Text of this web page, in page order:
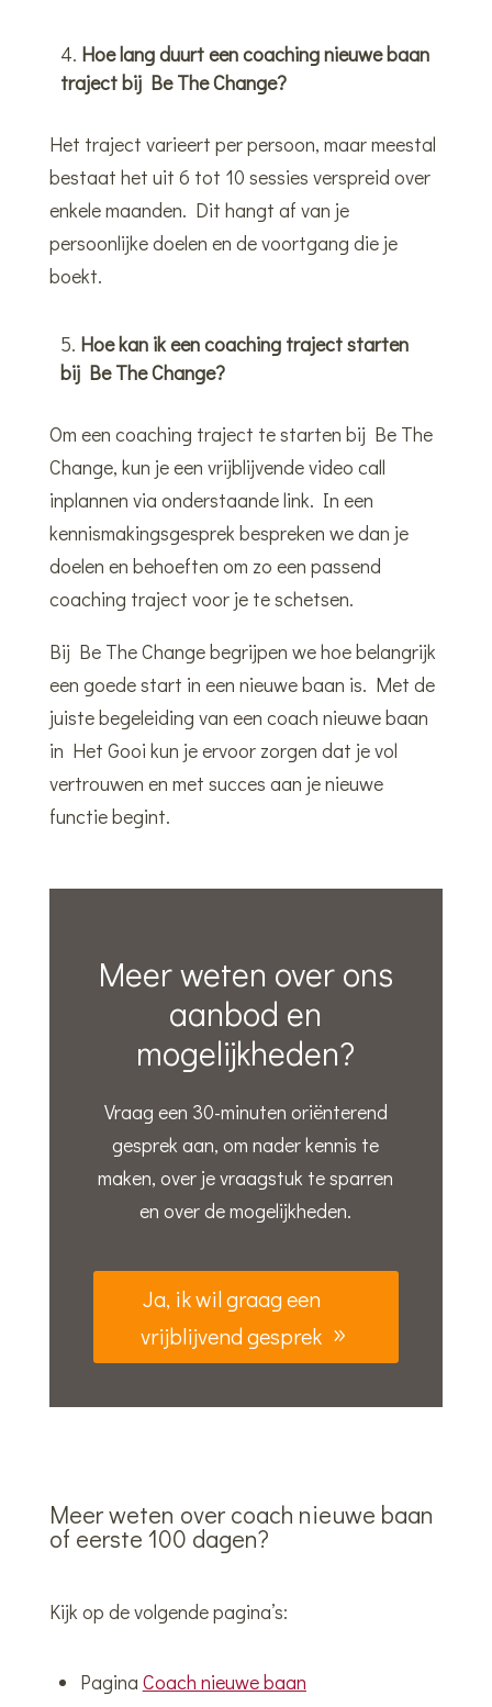
Hoe lang duurt een coaching nieuwe baan
traject bij Be The Change?
Het traject varieert per persoon, maar meestal
bestaat het uit 6 tot 10 sessies verspreid over
enkele maanden. Dit hangt af van je
persoonlijke doelen en de voortgang die je
boekt.
Hoe kan ik een coaching traject starten
bij Be The Change?
Om een coaching traject te starten bij Be The
Change, kun je een vrijblijvende video call
inplannen via onderstaande link. In een
kennismakingsgesprek bespreken we dan je
doelen en behoeften om zo een passend
coaching traject voor je te schetsen.
Bij Be The Change begrijpen we hoe belangrijk
een goede start in een nieuwe baan is. Met de
juiste begeleiding van een coach nieuwe baan
in Het Gooi kun je ervoor zorgen dat je vol
vertrouwen en met succes aan je nieuwe
functie begint.
Meer weten over ons
aanbod en
mogelijkheden?
Vraag een 30-minuten oriënterend
gesprek aan, om nader kennis te
maken, over je vraagstuk te sparren
en over de mogelijkheden.
Ja, ik wil graag een
vrijblijvend gesprek
Meer weten over coach nieuwe baan
of eerste 100 dagen?
Kijk op de volgende pagina’s:
Pagina Coach nieuwe baan